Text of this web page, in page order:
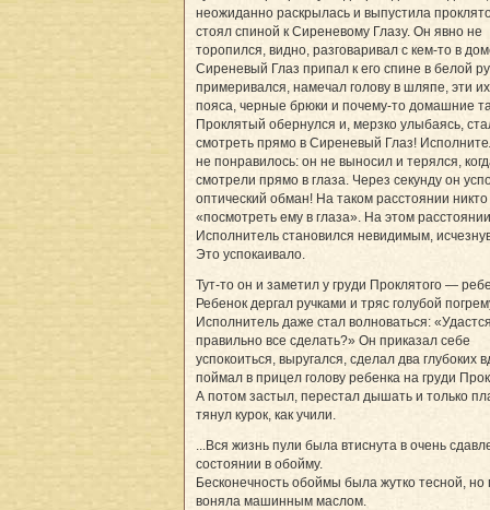
неожиданно раскрылась и выпустила
стоял спиной к Сиреневому Глазу. Он явно не
торопился, видно, разговаривал с кем-то в
Сиреневый Глаз припал к его спине в белой
примеривался, намечал голову в шляпе, эти
пояса, черные брюки и почему-то домашние
Проклятый обернулся и, мерзко улыбаясь,
смотреть прямо в Сиреневый Глаз!
не понравилось: он не выносил и терялся,
смотрели прямо в глаза. Через секунду он
оптический обман! На таком расстоянии никто
«посмотреть ему в глаза». На этом расстоянии
Исполнитель становился невидимым,
Это успокаивало.
Тут-то он и заметил у груди Проклятого —
Ребенок дергал ручками и тряс голубой
Исполнитель даже стал волноваться:
правильно все сделать?» Он приказал себе
успокоиться, выругался, сделал два глубоких
поймал в прицел голову ребенка на груди
А потом застыл, перестал дышать и только
тянул курок, как учили.
...Вся жизнь пули была втиснута в очень
состоянии в обойму.
Бесконечность обоймы была жутко тесной, но
воняла машинным маслом.